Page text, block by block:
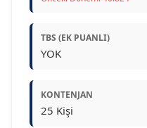
TBS (EK PUANLI)
YOK
KONTENJAN
25 Kişi